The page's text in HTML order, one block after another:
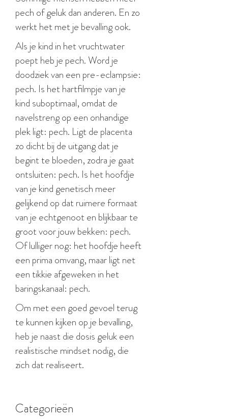
pech of geluk dan anderen. En zo
werkt het met je bevalling ook.
Als je kind in het vruchtwater
poept heb je pech. Word je
doodziek van een pre-eclampsie:
pech. Is het hartfilmpje van je
kind suboptimaal, omdat de
navelstreng op een onhandige
plek ligt: pech. Ligt de placenta
zo dicht bij de uitgang dat je
begint te bloeden, zodra je gaat
ontsluiten: pech. Is het hoofdje
van je kind genetisch meer
gelijkend op dat ruimere formaat
van je echtgenoot en blijkbaar te
groot voor jouw bekken: pech.
Of lulliger nog: het hoofdje heeft
een prima omvang, maar ligt net
een tikkie afgeweken in het
baringskanaal: pech.
Om met een goed gevoel terug
te kunnen kijken op je bevalling,
heb je naast die dosis geluk een
realistische mindset nodig, die
zich dat realiseert.
Categorieën